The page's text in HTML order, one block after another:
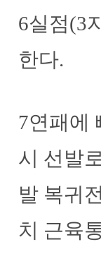
6실점(3
한다.
7연패에
시 선발
발 복귀
치 근육